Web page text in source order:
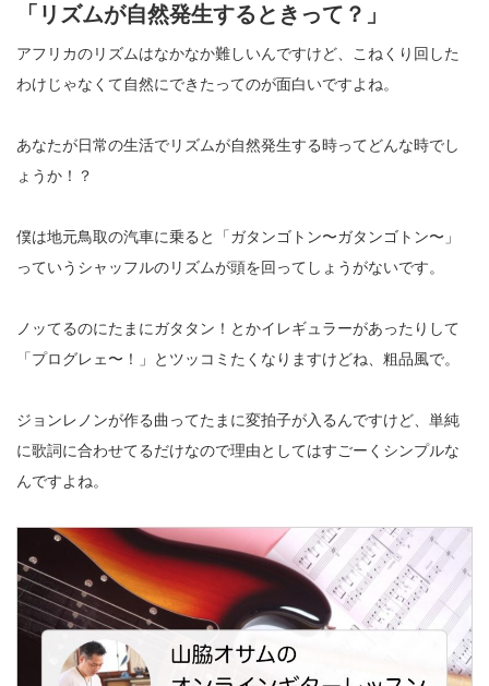
「リズムが自然発生するときって？」
アフリカのリズムはなかなか難しいんですけど、こねくり回した
わけじゃなくて自然にできたってのが面白いですよね。
あなたが日常の生活でリズムが自然発生する時ってどんな時でし
ょうか！？
僕は地元鳥取の汽車に乗ると「ガタンゴトン〜ガタンゴトン〜」
っていうシャッフルのリズムが頭を回ってしょうがないです。
ノッてるのにたまにガタタン！とかイレギュラーがあったりして
「プログレェ〜！」とツッコミたくなりますけどね、粗品風で。
ジョンレノンが作る曲ってたまに変拍子が入るんですけど、単純
に歌詞に合わせてるだけなので理由としてはすごーくシンプルな
んですよね。